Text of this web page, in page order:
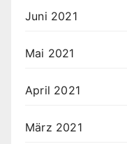
Juni 2021
Mai 2021
April 2021
März 2021